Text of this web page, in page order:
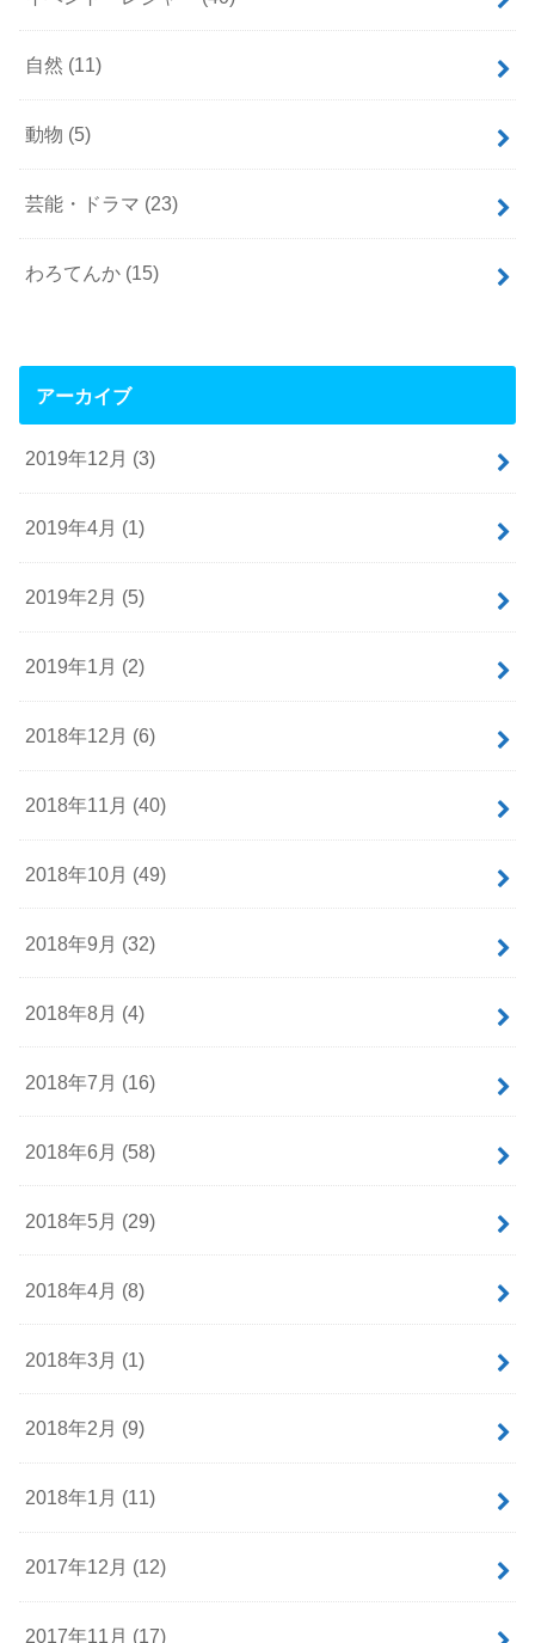
自然 (11)
動物 (5)
芸能・ドラマ (23)
わろてんか (15)
アーカイブ
2019年12月 (3)
2019年4月 (1)
2019年2月 (5)
2019年1月 (2)
2018年12月 (6)
2018年11月 (40)
2018年10月 (49)
2018年9月 (32)
2018年8月 (4)
2018年7月 (16)
2018年6月 (58)
2018年5月 (29)
2018年4月 (8)
2018年3月 (1)
2018年2月 (9)
2018年1月 (11)
2017年12月 (12)
2017年11月 (17)